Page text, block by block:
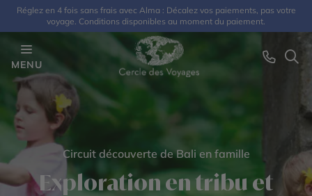
Réglez en 4 fois sans frais avec Alma : Décalez vos paiements, pas votre
voyage. Conditions disponibles au moment du paiement.
MENU
Circuit découverte de Bali en famille
Exploration en tribu et